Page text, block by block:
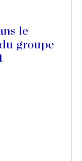
le
groupe